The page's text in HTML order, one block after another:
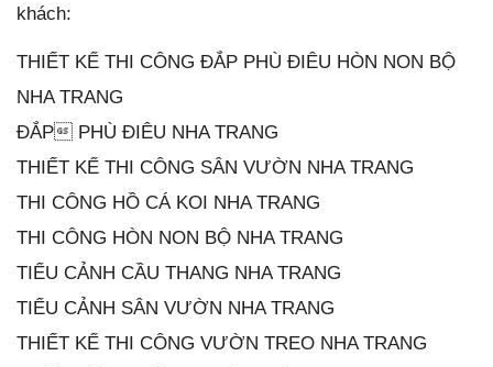
khách:
THIẾT KẾ THI CÔNG ĐẮP PHÙ ĐIÊU HÒN NON BỘ
NHA TRANG
ĐẮP PHÙ ĐIÊU NHA TRANG
THIẾT KẾ THI CÔNG SÂN VƯỜN NHA TRANG
THI CÔNG HỒ CÁ KOI NHA TRANG
THI CÔNG HÒN NON BỘ NHA TRANG
TIỂU CẢNH CẦU THANG NHA TRANG
TIỂU CẢNH SÂN VƯỜN NHA TRANG
THIẾT KẾ THI CÔNG VƯỜN TREO NHA TRANG